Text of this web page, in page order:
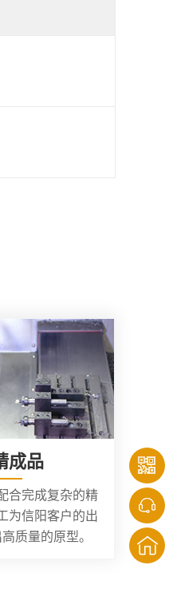
成品
合完成复杂的精
为信阳客户的出
质量的原型。